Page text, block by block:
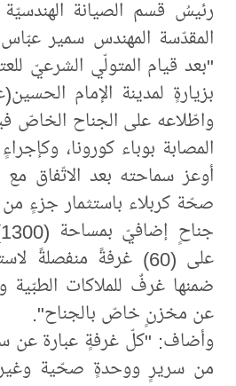
رئيسُ قسم الصيانة الهندسيّة
المقدّسة المهندس سمير
"بعد قيام المتولّي الشرعيّ
بزيارةٍ لمدينة الإمام
واطّلاعه على الجناح الخاصّ
المصابة بوباء كورونا،
أوعز سماحته بعد الاتّفاق مع
صحّة كربلاء باستثمار جزءٍ من
على (60) غرفةً منفصلةً
ضمنها غرفٌ للملاكات الطبّية
عن مخزنٍ خاصّ بالجناح".
وأضاف: "كلّ غرفةٍ عبارة عن
من سريرٍ ووحدةٍ صحّية